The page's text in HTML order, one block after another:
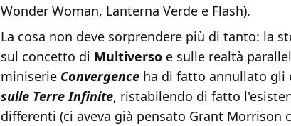
Wonder Woman, Lanterna Verde e Flash).
La cosa non deve sorprendere più di tanto: la
sul concetto di Multiverso e sulle realtà
miniserie Convergence ha di fatto annullato gli
sulle Terre Infinite, ristabilendo di fatto
differenti (ci aveva già pensato Grant Morrison